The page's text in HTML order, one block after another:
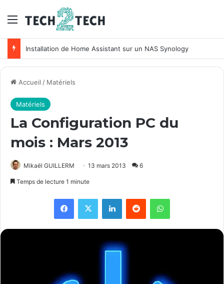
Menu
Installation de Home Assistant sur un NAS Synology
Accueil / Matériels
Matériels
La Configuration PC du
mois : Mars 2013
Mikaël GUILLERM 13 mars 2013 6
Temps de lecture 1 minute